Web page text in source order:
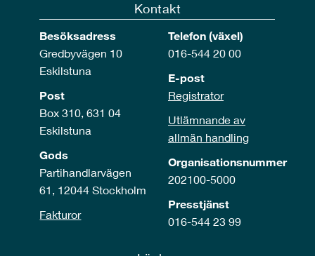
Kontakt
Besöksadress
Gredbyvägen 10
Eskilstuna
Post
Box 310, 631 04
Eskilstuna
Gods
Partihandlarvägen
61, 12044 Stockholm
Fakturor
Telefon (växel)
016-544 20 00
E-post
Registrator
Utlämnande av
allmän handling
Organisationsnummer
202100-5000
Presstjänst
016-544 23 99